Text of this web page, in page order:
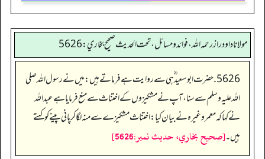
مولانا داود راز رحمه الله، فوائد و مسائل، تحت الحديث صحيح بخاري: 5626
5626. حضرت ابو سعید ؓ ہی سے روایت ہے فرماتے ہیں: میں نے رسول اللہ صلی
اللہ علیہ وسلم سے سنا، آپ نے مشکیزوں کے اختناث سے منع فرمایا ہےعبداللہ
نے کہا کہ معمر وغیرہ نے بیان کیا: اختناث مشکیزے سے منہ لگا کر پانی پینے کو کہتے
ہیں۔[صحيح بخاري، حديث نمبر:5626]